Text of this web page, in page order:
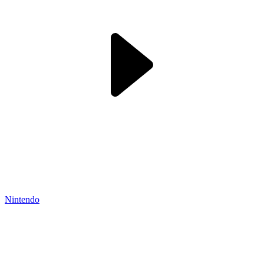
Nintendo